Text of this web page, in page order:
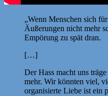
„Wenn Menschen sich
Äußerungen nicht mehr
Empörung zu spät dran.
[…]
Der Hass macht uns
mehr. Wir könnten viel,
organisierte Liebe ist ein